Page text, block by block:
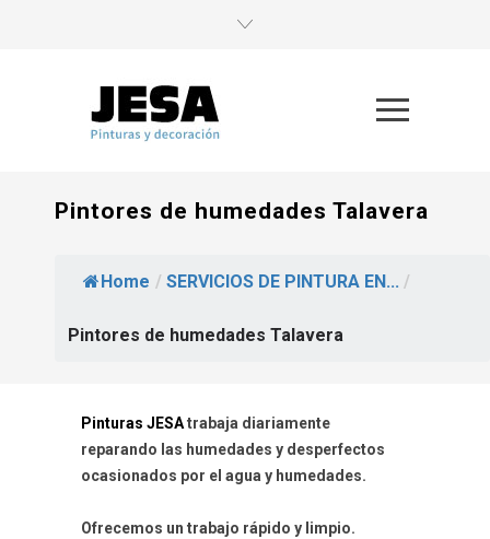
Pintores de humedades Talavera
Home / SERVICIOS DE PINTURA EN... /
Pintores de humedades Talavera
Pinturas JESAtrabaja diariamente
reparando las humedades y desperfectos
ocasionados por el agua y humedades.
Ofrecemos un trabajo rápido y limpio.